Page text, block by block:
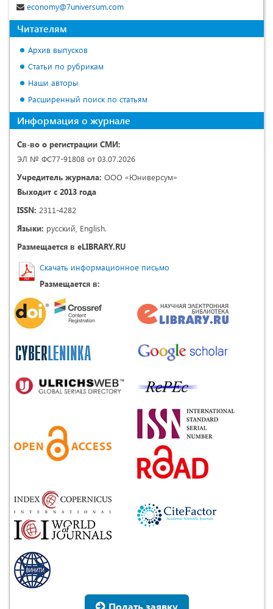
economy@7universum.com
Читателям
Архив выпусков
Статьи по рубрикам
Наши авторы
Расширенный поиск по статьям
Информация о журнале
Св-во о регистрации СМИ:
ЭЛ № ФС77-91808 от 03.07.2026
Учредитель журнала: ООО «Юниверсум»
Выходит с 2013 года
ISSN: 2311-4282
Языки: русский, English.
Размещается в eLIBRARY.RU
Скачать информационное письмо
Размещается в:
Подать заявку